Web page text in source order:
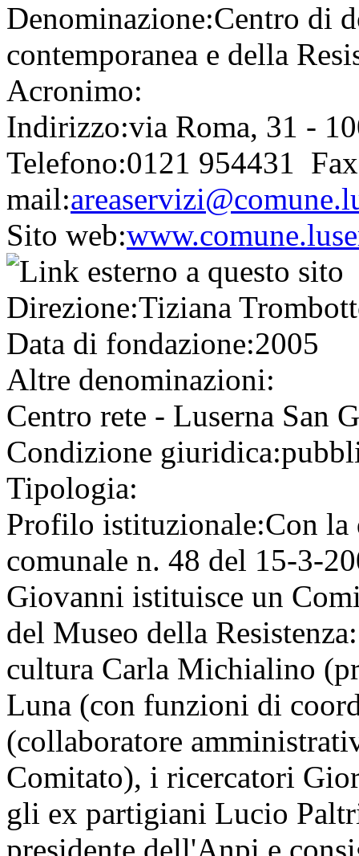
Denominazione:Centro di
contemporanea e della
Acronimo:
Indirizzo:via Roma, 31 -
Telefono:0121 954431
mail:
Sito web:
Direzione:Tiziana
Data di fondazione:2005
Altre denominazioni:
Centro rete - Luserna San
Condizione giuridica:
Tipologia:
Profilo istituzionale:Con la
comunale n. 48 del 15-3-
Giovanni istituisce un
del Museo della
cultura Carla Michialino
Luna (con funzioni di
(collaboratore
Comitato), i ricercatori
gli ex partigiani Lucio